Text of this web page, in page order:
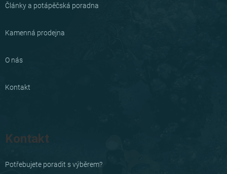
Články a potápěčská poradna
Kamenná prodejna
O nás
Kontakt
Kontakt